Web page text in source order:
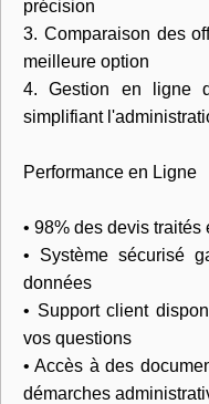
précision
3. Comparaison des
meilleure option
4. Gestion en ligne
simplifiant
Performance en Ligne
• 98% des devis
• Système sécurisé
données
• Support client
vos questions
• Accès à des
démarches